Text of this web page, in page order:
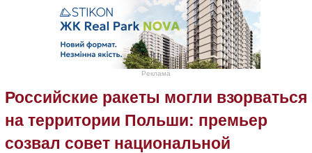
Реклама
Российские ракеты могли взорваться
на территории Польши: премьер
созвал совет национальной